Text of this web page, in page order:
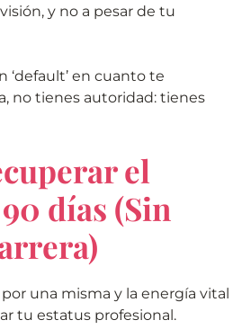
y no a pesar de tu
‘default’ en cuanto te
no tienes autoridad: tienes
el
días (Sin
una misma y la energía vital
tu estatus profesional.